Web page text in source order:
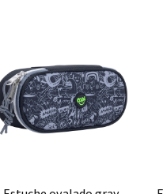
Agregar Detalle